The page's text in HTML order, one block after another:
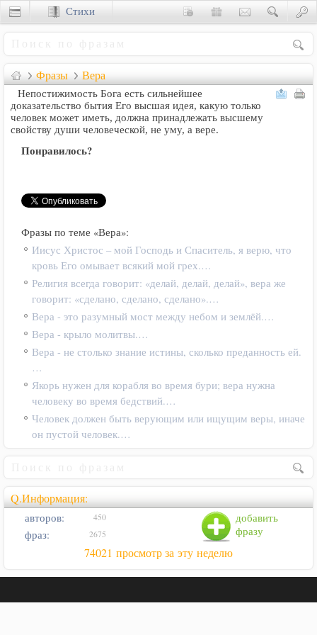
Фразы Вера
Непостижимость Бога есть сильнейшее
доказательство бытия Его высшая идея, какую только
человек может иметь, должна принадлежать высшему
свойству души человеческой, не уму, а вере.
Понравилось?
Фразы по теме «Вера»:
Иисус Христос – мой Господь и Спаситель, я верю, что
кровь Его омывает всякий мой грех.…
Религия всегда говорит: «делай, делай, делай», вера же
говорит: «сделано, сделано, сделано».…
Вера - это разумный мост между небом и землёй.…
Вера - крыло молитвы.…
Вера - не столько знание истины, сколько преданность ей.
…
Якорь нужен для корабля во время бури; вера нужна
человеку во время бедствий.…
Человек должен быть верующим или ищущим веры, иначе
он пустой человек.…
Q.Информация:
добавить
фразу
авторов: 450
фраз: 2675
74021 просмотр за эту неделю
Стихи